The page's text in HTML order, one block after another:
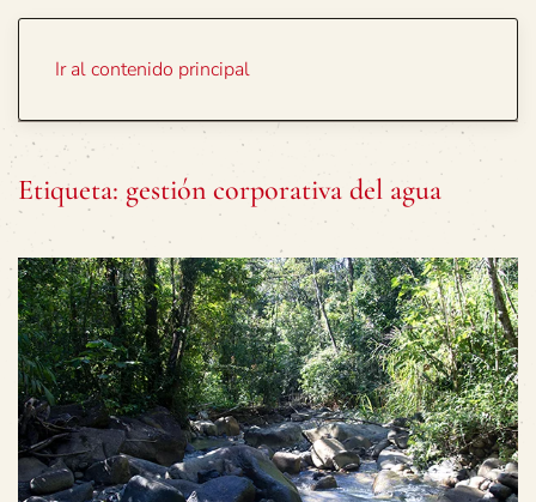
Ir al contenido principal
Etiqueta: gestión corporativa del agua